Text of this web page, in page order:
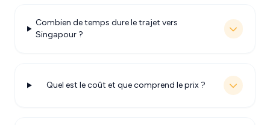
Combien de temps dure le trajet vers
Singapour ?
Quel est le coût et que comprend le prix ?